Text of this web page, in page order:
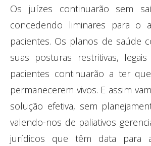
Os juízes continuarão sem
concedendo liminares para o
pacientes. Os planos de saúde
suas posturas restritivas,
pacientes continuarão a ter
permanecerem vivos. E assim
solução efetiva, sem
valendo-nos de paliativos
jurídicos que têm data para